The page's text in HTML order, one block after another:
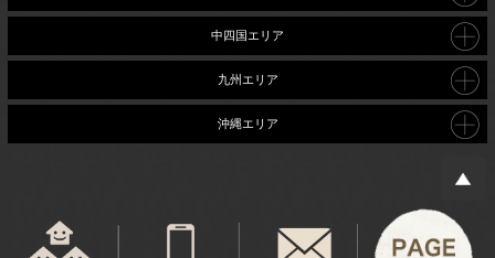
中四国エリア
九州エリア
沖縄エリア